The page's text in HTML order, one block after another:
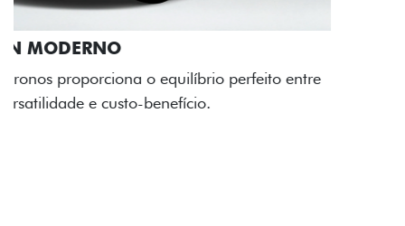
RODAS DE LIGA-LEVE
As rodas de liga leve com desenho dinâmico e
acabamento diamantado elevam o estilo do Fiat